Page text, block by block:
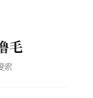
毛
索